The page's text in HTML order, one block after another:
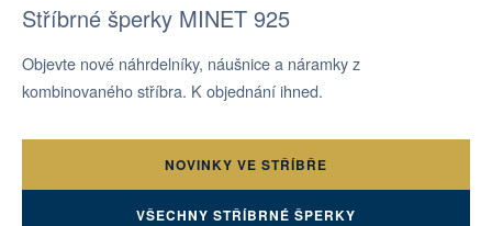
Stříbrné šperky MINET 925
Objevte nové náhrdelníky, náušnice a náramky z
kombinovaného stříbra. K objednání ihned.
NOVINKY VE STŘÍBŘE
VŠECHNY STŘÍBRNÉ ŠPERKY